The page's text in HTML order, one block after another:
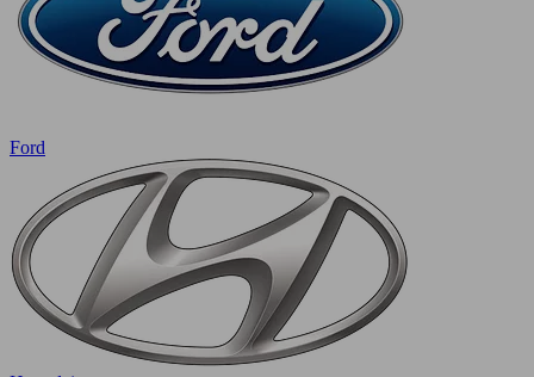
Ford